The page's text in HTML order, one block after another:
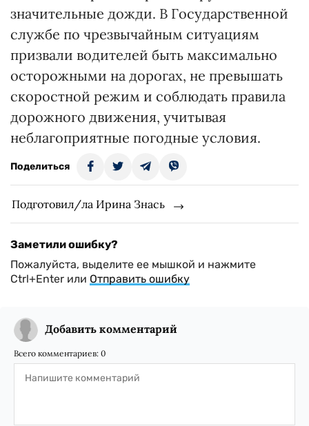
значительные дожди. В Государственной
службе по чрезвычайным ситуациям
призвали водителей быть максимально
осторожными на дорогах, не превышать
скоростной режим и соблюдать правила
дорожного движения, учитывая
неблагоприятные погодные условия.
Поделиться
Подготовил/ла Ирина Знась
Заметили ошибку?
Пожалуйста, выделите ее мышкой и нажмите
Ctrl+Enter или Отправить ошибку
Добавить комментарий
Всего комментариев: 0